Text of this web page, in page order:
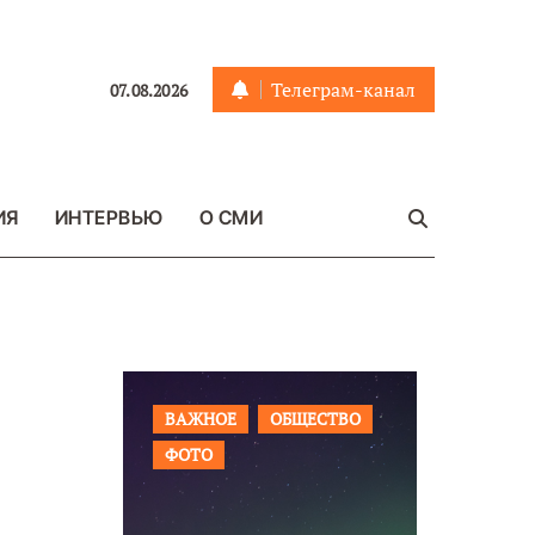
07.08.2026 Телеграм-канал
ИНТЕРВЬЮ О СМИ
ВАЖНОЕ
ОБЩЕСТВО
ФОТО